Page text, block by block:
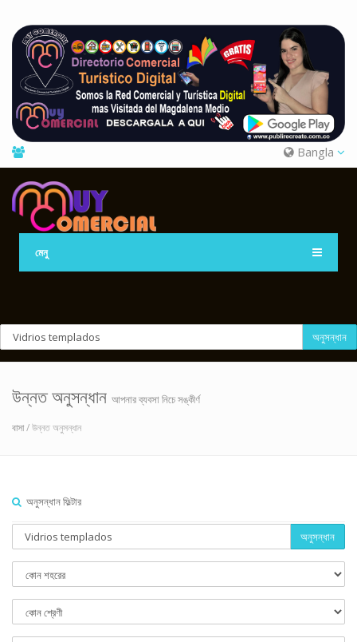
Bangla
মেনু
অনুসন্ধান
উন্নত অনুসন্ধান আপনার ব্যবসা নিচে সঙ্কীর্ণ
বাসা/ উন্নত অনুসন্ধান
অনুসন্ধান ফিল্টার
অনুসন্ধান